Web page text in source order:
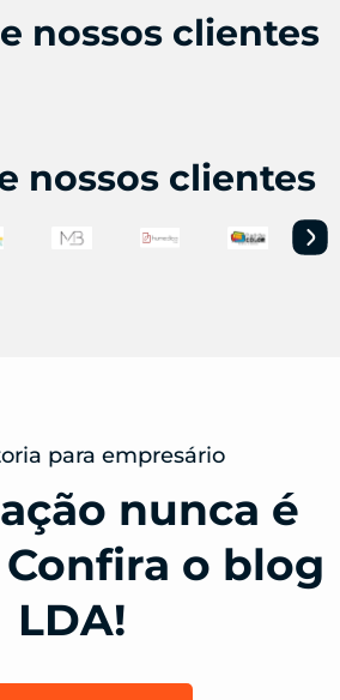
nossos clientes
nossos clientes
para empresário
nunca é
o blog
LDA!